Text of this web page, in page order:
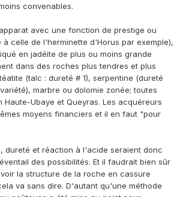
convenables.
avec une fonction de prestige ou
à celle de l'herminette d'Horus par exemple),
en jadéite de plus ou moins grande
dans des roches plus tendres et plus
(talc : dureté # 1), serpentine (dureté
marbre ou dolomie zonée; toutes
Haute-Ubaye et Queyras. Les acquéreurs
moyens financiers et il en faut "pour
dureté et réaction à l'acide seraient donc
des possibilités. Et il faudrait bien sûr
la structure de la roche en cassure
va sans dire. D'autant qu'une méthode